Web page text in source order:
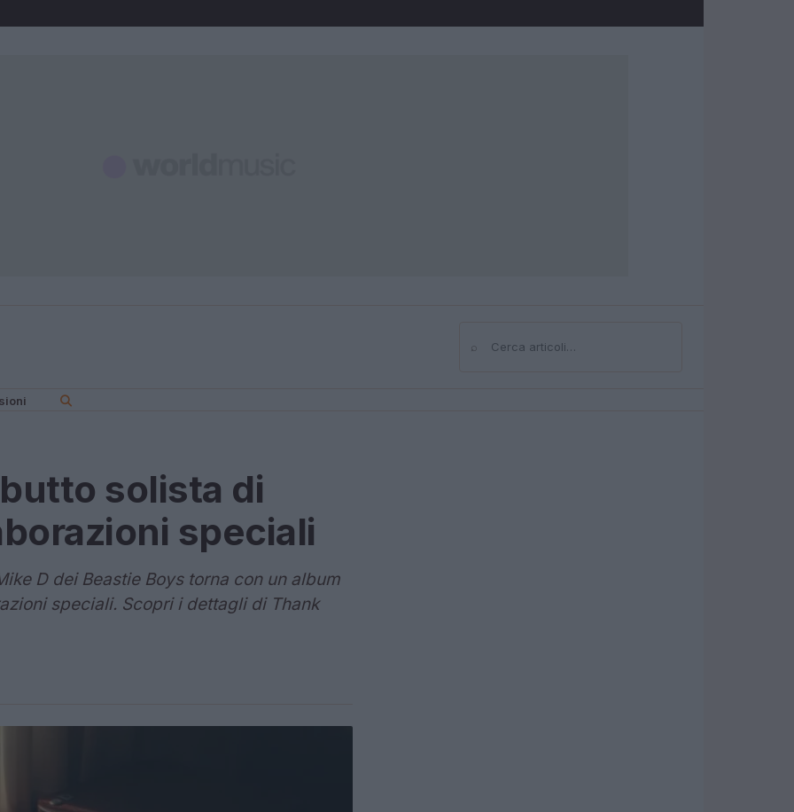
⌕Cerca
solista di
speciali
D dei Beastie Boys torna con un album
speciali. Scopri i dettagli di Thank